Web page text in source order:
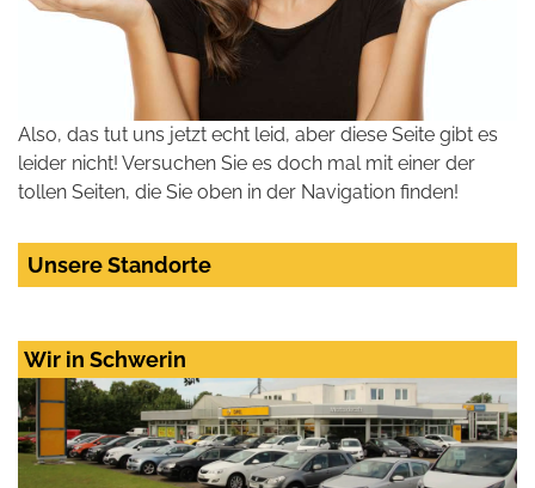
Also, das tut uns jetzt echt leid, aber diese Seite gibt es
leider nicht! Versuchen Sie es doch mal mit einer der
tollen Seiten, die Sie oben in der Navigation finden!
Unsere Standorte
Wir in Schwerin